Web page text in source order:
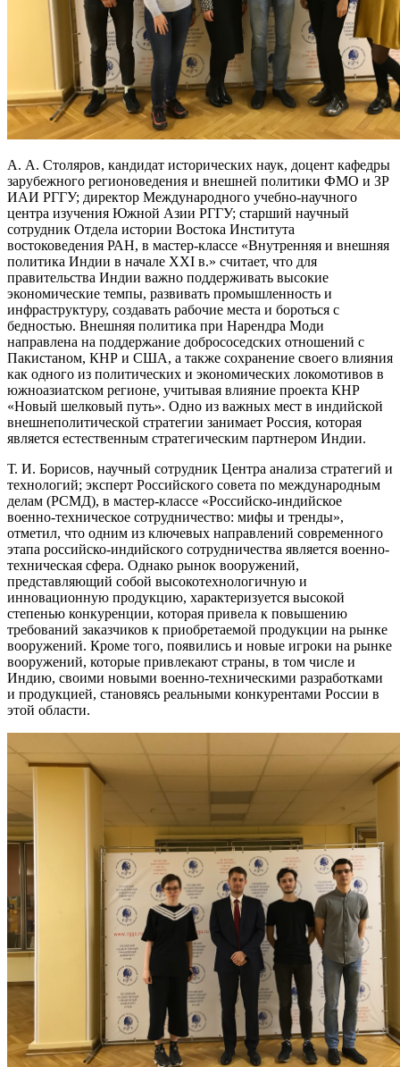
А. А. Столяров, кандидат исторических наук, доцент кафедры
зарубежного регионоведения и внешней политики ФМО и ЗР
ИАИ РГГУ; директор Международного учебно-научного
центра изучения Южной Азии РГГУ; старший научный
сотрудник Отдела истории Востока Института
востоковедения РАН, в мастер-классе «Внутренняя и внешняя
политика Индии в начале XXI в.» считает, что для
правительства Индии важно поддерживать высокие
экономические темпы, развивать промышленность и
инфраструктуру, создавать рабочие места и бороться с
бедностью. Внешняя политика при Нарендра Моди
направлена на поддержание добрососедских отношений с
Пакистаном, КНР и США, а также сохранение своего влияния
как одного из политических и экономических локомотивов в
южноазиатском регионе, учитывая влияние проекта КНР
«Новый шелковый путь». Одно из важных мест в индийской
внешнеполитической стратегии занимает Россия, которая
является естественным стратегическим партнером Индии.
Т. И. Борисов, научный сотрудник Центра анализа стратегий и
технологий; эксперт Российского совета по международным
делам (РСМД), в мастер-классе «Российско-индийское
военно-техническое сотрудничество: мифы и тренды»,
отметил, что одним из ключевых направлений современного
этапа российско-индийского сотрудничества является военно-
техническая сфера. Однако рынок вооружений,
представляющий собой высокотехнологичную и
инновационную продукцию, характеризуется высокой
степенью конкуренции, которая привела к повышению
требований заказчиков к приобретаемой продукции на рынке
вооружений. Кроме того, появились и новые игроки на рынке
вооружений, которые привлекают страны, в том числе и
Индию, своими новыми военно-техническими разработками
и продукцией, становясь реальными конкурентами России в
этой области.